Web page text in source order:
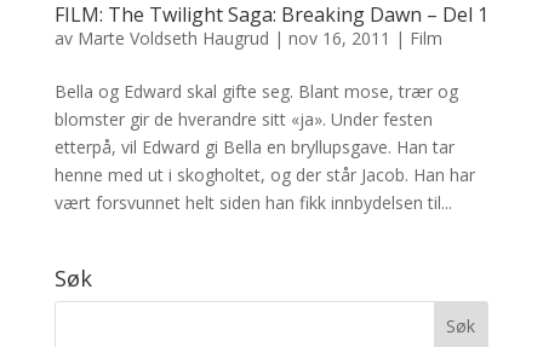
FILM: The Twilight Saga: Breaking Dawn – Del 1
av Marte Voldseth Haugrud | nov 16, 2011 | Film
Bella og Edward skal gifte seg. Blant mose, trær og
blomster gir de hverandre sitt «ja». Under festen
etterpå, vil Edward gi Bella en bryllupsgave. Han tar
henne med ut i skogholtet, og der står Jacob. Han har
vært forsvunnet helt siden han fikk innbydelsen til...
Søk